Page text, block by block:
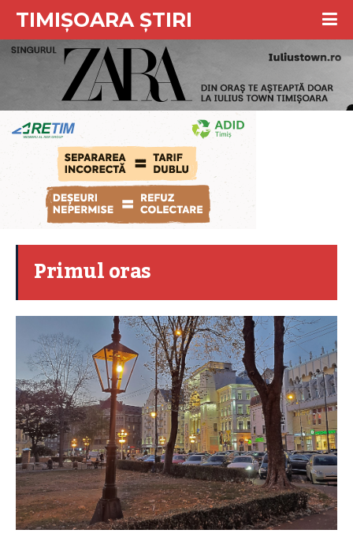
TIMIȘOARA ȘTIRI
Primul oras